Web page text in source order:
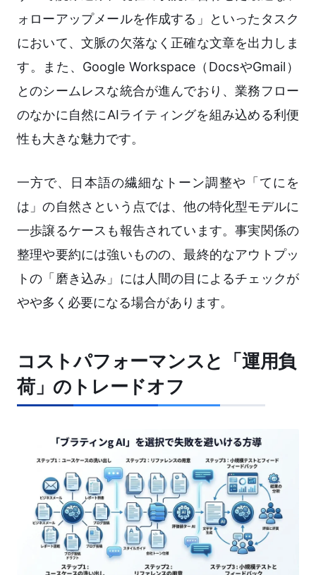
ォローアップメールを作成する」といったタスク
において、文脈の欠落なく正確な文章を出力しま
す。また、Google Workspace（DocsやGmail）
とのシームレスな統合が進んでおり、業務フロー
のなかに自然にAIライティングを組み込める利便
性も大きな魅力です。
一方で、日本語の繊細なトーン調整や「てにを
は」の自然さという点では、他の特化型モデルに
一歩譲るケースも報告されています。事実関係の
整理や要約には強いものの、最終的なアウトプッ
トの「磨き込み」には人間の目によるチェックが
やや多く必要になる場合があります。
コストパフォーマンスと「運用負
荷」のトレードオフ